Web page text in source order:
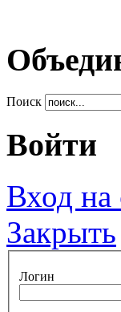
Поиск
Войти
Вход на
Закрыть
Логин